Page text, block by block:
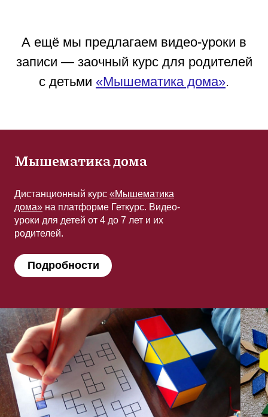
А ещё мы предлагаем видео-уроки в
записи — заочный курс для родителей
с детьми «Мышематика дома».
Мышематика дома
Дистанционный курс «Мышематика
дома» на платформе Геткурс. Видео-
уроки для детей от 4 до 7 лет и их
родителей.
Подробности